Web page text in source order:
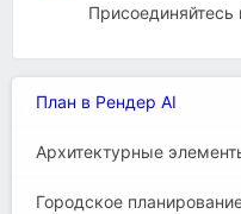
План в Рендер AI
Архитектурные
Городское